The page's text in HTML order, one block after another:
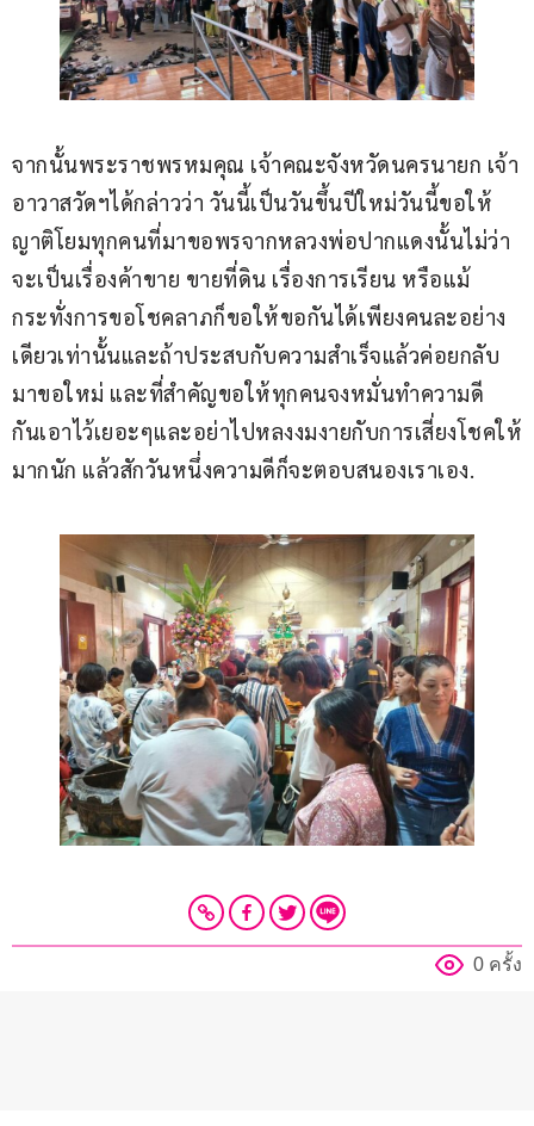
จากนั้นพระราชพรหมคุณ เจ้าคณะจังหวัดนครนายก เจ้า
อาวาสวัดฯได้กล่าวว่า วันนี้เป็นวันขึ้นปีใหม่วันนี้ขอให้
ญาติโยมทุกคนที่มาขอพรจากหลวงพ่อปากแดงนั้นไม่ว่า
จะเป็นเรื่องค้าขาย ขายที่ดิน เรื่องการเรียน หรือแม้
กระทั่งการขอโชคลาภก็ขอให้ขอกันได้เพียงคนละอย่าง
เดียวเท่านั้นและถ้าประสบกับความสำเร็จแล้วค่อยกลับ
มาขอใหม่ และที่สำคัญขอให้ทุกคนจงหมั่นทำความดี
กันเอาไว้เยอะๆและอย่าไปหลงงมงายกับการเสี่ยงโชคให้
มากนัก แล้วสักวันหนึ่งความดีก็จะตอบสนองเราเอง.
0 ครั้ง